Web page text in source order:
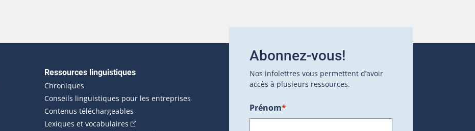
hyperlien externe s'ouvrira dans une nouvelle fenêtre.)
Ressources linguistiques
Chroniques
Conseils linguistiques pour les entreprises
Contenus téléchargeables
Lexiques et vocabulaires (Cet hyperlien externe s'ouvrira dans une nouvelle fenêtre.)
Abonnez-vous!
Nos infolettres vous permettent d’avoir
accès à plusieurs ressources.
Prénom*